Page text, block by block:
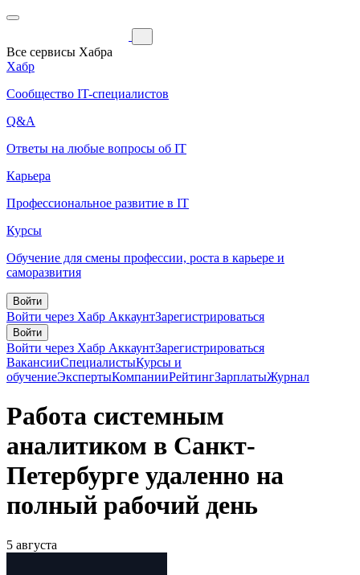
Все сервисы Хабра
Хабр
Сообщество IT-специалистов
Q&A
Ответы на любые вопросы об IT
Карьера
Профессиональное развитие в IT
Курсы
Обучение для смены профессии, роста в карьере и
саморазвития
Войти
Войти через Хабр АккаунтЗарегистрироваться
Войти
Войти через Хабр АккаунтЗарегистрироваться
ВакансииСпециалистыКурсы и
обучениеЭкспертыКомпанииРейтингЗарплатыЖурнал
Работа системным
аналитиком в Санкт-
Петербурге удаленно на
полный рабочий день
5 августа